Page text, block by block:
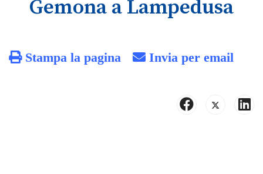
Gemona a Lampedusa
Stampa la pagina Invia per email